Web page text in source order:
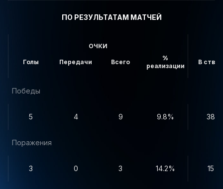
ПО РЕЗУЛЬТАТАМ МАТЧЕЙ
ОЧКИ
Голы Передачи Всего
%
реализации
В створ
Победы
5 4 9 9.8% 38
Поражения
3 0 3 14.2% 15